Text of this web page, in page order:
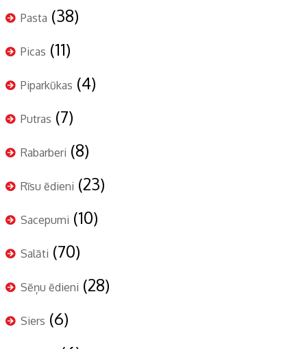
Pasta (38)
Picas (11)
Piparkūkas (4)
Putras (7)
Rabarberi (8)
Rīsu ēdieni (23)
Sacepumi (10)
Salāti (70)
Sēņu ēdieni (28)
Siers (6)